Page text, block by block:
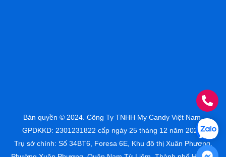
Bản quyền © 2024. Công Ty TNHH My Candy Việt Nam.
GPDKKD: 2301231822 cấp ngày 25 tháng 12 năm 2023.
Trụ sở chính: Số 34BT6, Foresa 6E, Khu đô thị Xuân Phương,